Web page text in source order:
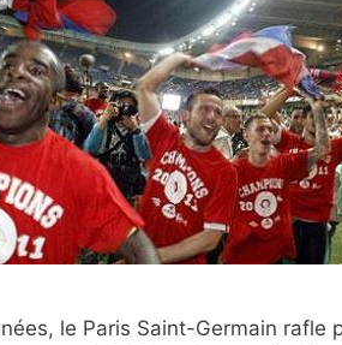
le Paris Saint-Germain rafle